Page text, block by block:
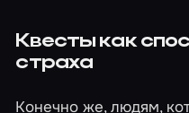
Квесты как
страха
Конечно же, людям,